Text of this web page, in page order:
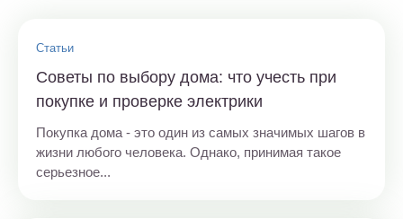
Статьи
Советы по выбору дома: что учесть при
покупке и проверке электрики
Покупка дома - это один из самых значимых шагов в
жизни любого человека. Однако, принимая такое
серьезное...